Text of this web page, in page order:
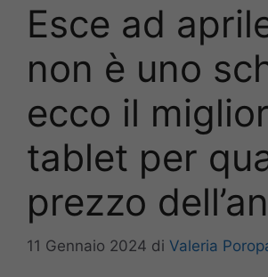
Esce ad
non è uno
ecco il miglior
tablet per
prezzo
11 Gennaio 2024 di Valeria